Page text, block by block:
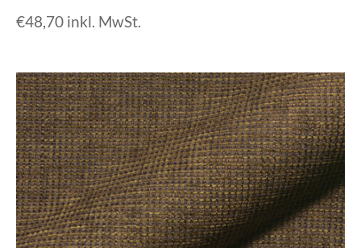
€48,70 inkl. MwSt.